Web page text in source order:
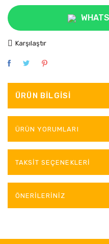
Karşılaştır
ÜRÜN BILGISI
ÜRÜN YORUMLARI
TAKSIT SEÇENEKLERI
ÖNERILERINIZ